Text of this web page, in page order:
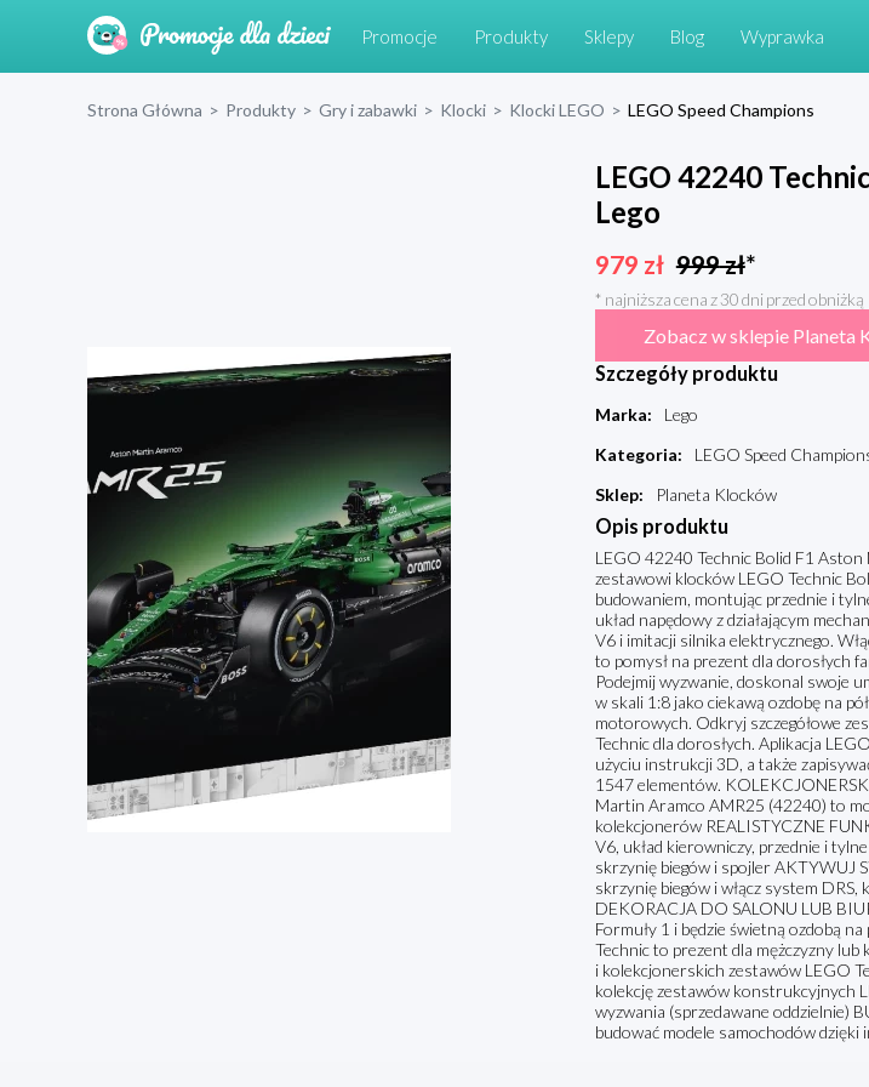
Promocje Produkty Sklepy Blog Wyprawka
Strona Główna > Produkty > Gry i zabawki > Klocki > Klocki LEGO > LEGO Speed Champions
LEGO 42240
Lego
979 zł 999zł*
* najniższa cena z 30 dni przed obniżką
Zobacz w sklepie Planeta
Szczegóły produktu
Marka:
Lego
Kategoria:
LEGO Speed
Sklep: Planeta Klocków
Opis produktu
LEGO 42240 Technic Bolid F1
zestawowi klocków LEGO Technic
budowaniem, montując przednie i
układ napędowy z działającym
V6 i imitacji silnika elektrycznego.
to pomysł na prezent dla dorosłych
Podejmij wyzwanie, doskonal swoje
w skali 1:8 jako ciekawą ozdobę na
motorowych. Odkryj szczegółowe
Technic dla dorosłych. Aplikacja
użyciu instrukcji 3D, a także
1547 elementów.
Martin Aramco AMR25 (42240) to
kolekcjonerów REALISTYCZNE
V6, układ kierowniczy, przednie i
skrzynię biegów i spojler AKTYWUJ
skrzynię biegów i włącz system
DEKORACJA DO SALONU LUB
Formuły 1 i będzie świetną ozdobą
Technic to prezent dla mężczyzny
i kolekcjonerskich zestawów LEGO
kolekcję zestawów konstrukcyjnych
wyzwania (sprzedawane oddzielnie)
budować modele samochodów